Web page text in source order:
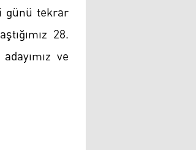
günü tekrar
28.
ve